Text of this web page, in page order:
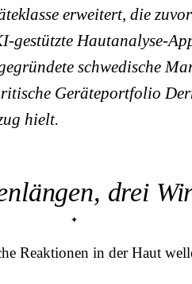
erweitert, die
Hautanalyse-
schwedische
Geräteportfolio
hielt.
drei
Reaktionen in der Haut